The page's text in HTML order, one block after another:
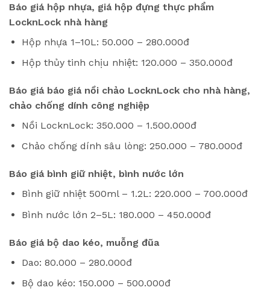
Báo giá hộp nhựa, giá hộp đựng thực phẩm
LocknLock nhà hàng
Hộp nhựa 1–10L: 50.000 – 280.000đ
Hộp thủy tinh chịu nhiệt: 120.000 – 350.000đ
Báo giá báo giá nồi chảo LocknLock cho nhà hàng,
chảo chống dính công nghiệp
Nồi LocknLock: 350.000 – 1.500.000đ
Chảo chống dính sâu lòng: 250.000 – 780.000đ
Báo giá bình giữ nhiệt, bình nước lớn
Bình giữ nhiệt 500ml – 1.2L: 220.000 – 700.000đ
Bình nước lớn 2–5L: 180.000 – 450.000đ
Báo giá bộ dao kéo, muỗng đũa
Dao: 80.000 – 280.000đ
Bộ dao kéo: 150.000 – 500.000đ